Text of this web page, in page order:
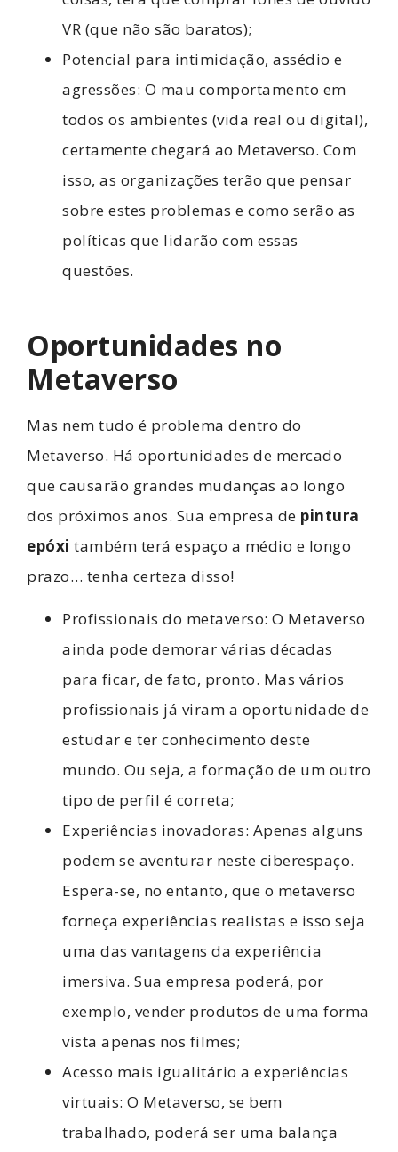
VR (que não são baratos);
Potencial para intimidação, assédio e
agressões: O mau comportamento em
todos os ambientes (vida real ou digital),
certamente chegará ao Metaverso. Com
isso, as organizações terão que pensar
sobre estes problemas e como serão as
políticas que lidarão com essas
questões.
Oportunidades no
Metaverso
Mas nem tudo é problema dentro do
Metaverso. Há oportunidades de mercado
que causarão grandes mudanças ao longo
dos próximos anos. Sua empresa de pintura
epóxi também terá espaço a médio e longo
prazo… tenha certeza disso!
Profissionais do metaverso: O Metaverso
ainda pode demorar várias décadas
para ficar, de fato, pronto. Mas vários
profissionais já viram a oportunidade de
estudar e ter conhecimento deste
mundo. Ou seja, a formação de um outro
tipo de perfil é correta;
Experiências inovadoras: Apenas alguns
podem se aventurar neste ciberespaço.
Espera-se, no entanto, que o metaverso
forneça experiências realistas e isso seja
uma das vantagens da experiência
imersiva. Sua empresa poderá, por
exemplo, vender produtos de uma forma
vista apenas nos filmes;
Acesso mais igualitário a experiências
virtuais: O Metaverso, se bem
trabalhado, poderá ser uma balança